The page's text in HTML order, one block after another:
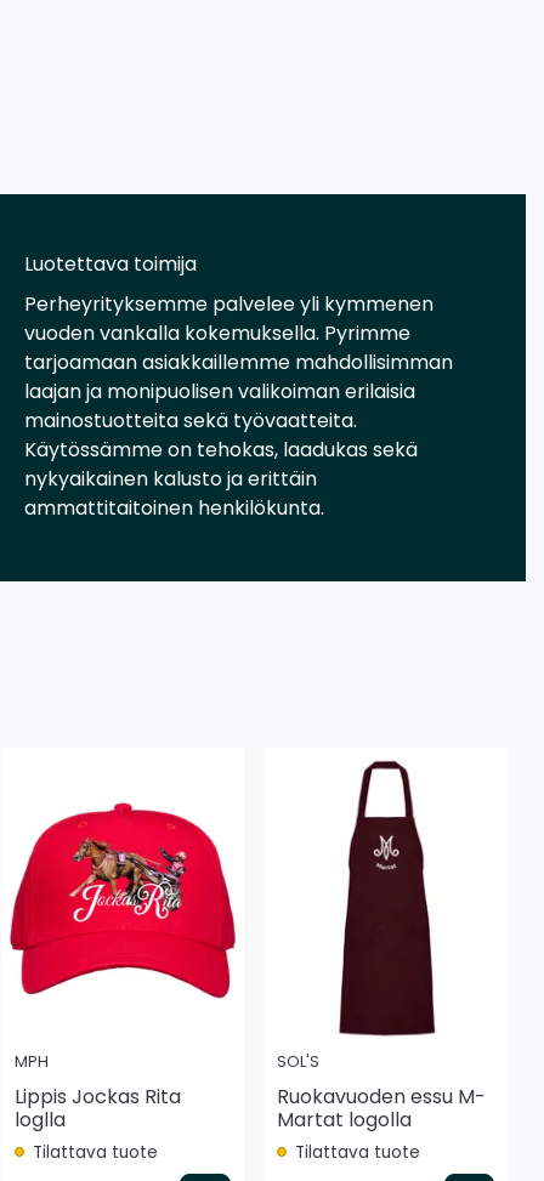
Luotettava toimija
Perheyrityksemme palvelee yli kymmenen
vuoden vankalla kokemuksella. Pyrimme
tarjoamaan asiakkaillemme mahdollisimman
laajan ja monipuolisen valikoiman erilaisia
mainostuotteita sekä työvaatteita.
Käytössämme on tehokas, laadukas sekä
nykyaikainen kalusto ja erittäin
ammattitaitoinen henkilökunta.
MPH
Lippis Jockas Rita
loglla
Tilattava tuote
SOL'S
Ruokavuoden essu M-
Martat logolla
Tilattava tuote